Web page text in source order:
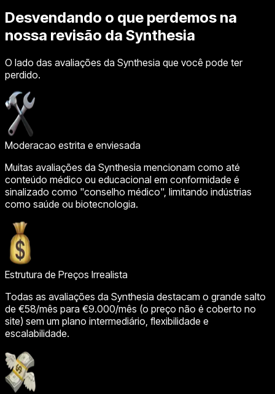
Desvendando o que perdemos na
nossa revisão da Synthesia
O lado das avaliações da Synthesia que você pode ter
perdido.
Moderacao estrita e enviesada
Muitas avaliações da Synthesia mencionam como até
conteúdo médico ou educacional em conformidade é
sinalizado como "conselho médico", limitando indústrias
como saúde ou biotecnologia.
Estrutura de Preços Irrealista
Todas as avaliações da Synthesia destacam o grande salto
de €58/mês para €9.000/mês (o preço não é coberto no
site) sem um plano intermediário, flexibilidade e
escalabilidade.